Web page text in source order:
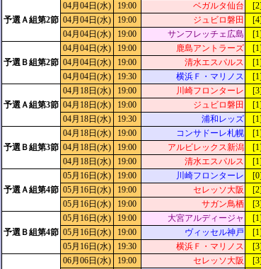
予選Ａ組第2節
04月04日(水) 19:00 ベガルタ仙台
04月04日(水)
19:00 ジュビロ磐田
04月04日(水)
19:00 サンフレッチェ広島
予選Ｂ組第2節
04月04日(水) 19:00 鹿島アントラーズ
04月04日(水)
19:00 清水エスパルス
04月04日(水)
19:30 横浜Ｆ・マリノス
予選Ａ組第3節
04月18日(水) 19:00 川崎フロンターレ
04月18日(水)
19:00 ジュビロ磐田
04月18日(水)
19:30 浦和レッズ
予選Ｂ組第3節
04月18日(水) 19:00 コンサドーレ札幌
04月18日(水)
19:00 アルビレックス新潟
04月18日(水)
19:00 清水エスパルス
予選Ａ組第4節
05月16日(水) 19:00 川崎フロンターレ
05月16日(水)
19:00 セレッソ大阪
05月16日(水)
19:00 サガン鳥栖
予選Ｂ組第4節
05月16日(水) 19:00 大宮アルディージャ
05月16日(水)
19:00 ヴィッセル神戸
05月16日(水)
19:30 横浜Ｆ・マリノス
06月06日(水) 19:00 セレッソ大阪